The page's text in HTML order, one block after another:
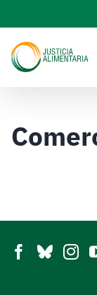
to
content